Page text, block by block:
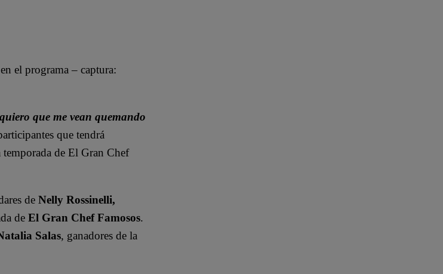
el programa – captura:
que me vean quemando
que tendrá
temporada de El Gran Chef
de Nelly Rossinelli,
de El Gran Chef Famosos.
Salas, ganadores de la